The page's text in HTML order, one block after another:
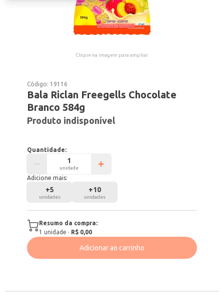
Clique na imagem para ampliar.
Código: 19116
Bala Riclan Freegells Chocolate
Branco 584g
Produto indisponível
Quantidade:
unidade
Adicione mais:
+5
unidades
+10
unidades
Resumo da compra:
1 unidade · R$ 0,00
Adicionar ao carrinho